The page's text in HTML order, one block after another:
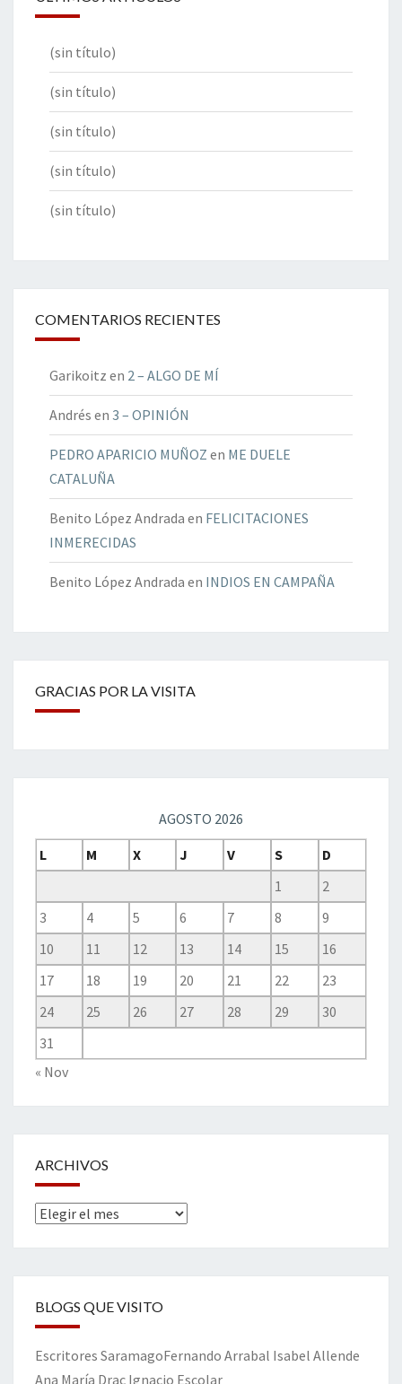
(sin título)
(sin título)
(sin título)
(sin título)
(sin título)
COMENTARIOS RECIENTES
Garikoitz en 2 – ALGO DE MÍ
Andrés en 3 – OPINIÓN
PEDRO APARICIO MUÑOZ en ME DUELE
CATALUÑA
Benito López Andrada en FELICITACIONES
INMERECIDAS
Benito López Andrada en INDIOS EN CAMPAÑA
GRACIAS POR LA VISITA
AGOSTO 2026
L
M X J V S
D
1
2
3
4 5 6 7 8
9
10
11 12 13 14 15
16
17
18 19 20 21 22
23
24
25 26 27 28 29
30
31
« Nov
ARCHIVOS
Archivos
BLOGS QUE VISITO
Escritores SaramagoFernando Arrabal Isabel Allende
Ana María Drac Ignacio Escolar